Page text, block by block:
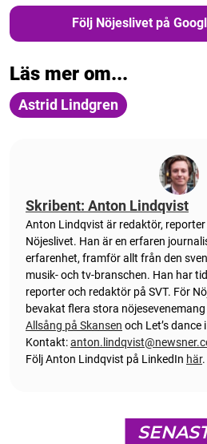
Följ Nöjeslivet på
Läs mer om...
Astrid Lindgren
Skribent: Anton Lindqvist
Anton Lindqvist är redaktör,
Nöjeslivet. Han är en erfaren
erfarenhet, framför allt från den
musik- och tv-branschen. Han har
reporter och redaktör på SVT. För
bevakat flera stora
Allsång på Skansen och Let’s dance
Kontakt:
Följ Anton Lindqvist på LinkedIn här.